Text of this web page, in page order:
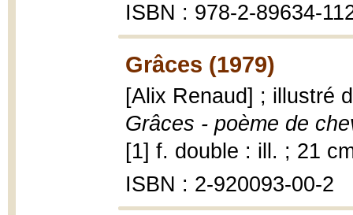
ISBN : 978-2-89634-
Grâces (1979)
[Alix Renaud] ; illustré
Grâces - poème de
[1] f. double : ill. ; 21
ISBN : 2-920093-00-2